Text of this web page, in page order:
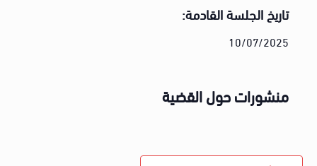
تاريخ الجلسة القادمة:
10/07/2025
منشورات حول القضية